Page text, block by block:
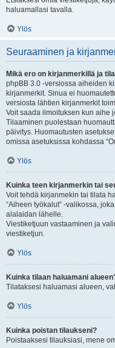
haluamallasi tavalla.
Ylös
Seuraaminen ja
Mikä ero on kirjanmerkillä ja
phpBB 3.0 -versiossa aiheiden
kirjanmerkit. Sinua ei
versiosta lähtien kirjanmerkit
Voit saada ilmoituksen kun aihe
Tilaaminen puolestaan
päivitys. Huomautusten
omissa asetuksissa kohdassa
Ylös
Kuinka teen kirjanmerkin tai
Voit tehdä kirjanmekin tai tilata
“Aiheen työkalut” -valikossa,
alalaidan lähelle.
Viestiketjuun vastaaminen ja
viestiketjun.
Ylös
Kuinka tilaan haluamani
Tilataksesi haluamasi alueen,
Ylös
Kuinka poistan tilaukseni?
Poistaaksesi tilauksiasi, mene